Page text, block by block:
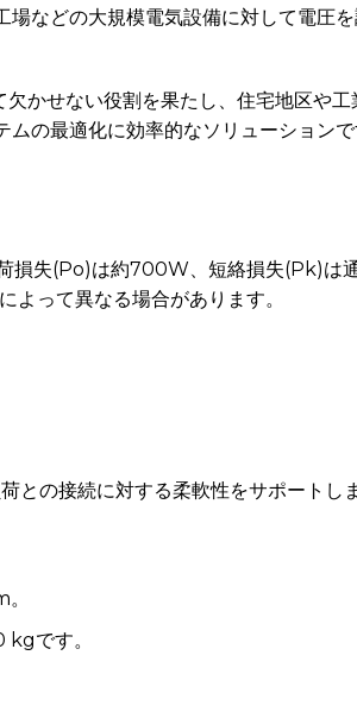
などの大規模電気設備に対して電圧
かせない役割を果たし、住宅地区や
の最適化に効率的なソリューションで
損失(Po)は約700W、短絡損失(Pk)は
よって異なる場合があります。
との接続に対する柔軟性をサポートしま
です。